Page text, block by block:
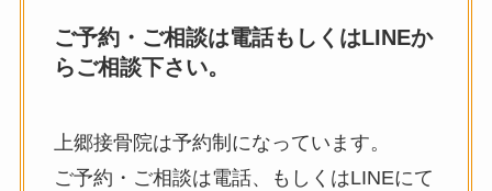
ご予約・ご相談は電話もしくはLINEか
らご相談下さい。
上郷接骨院は予約制になっています。
ご予約・ご相談は電話、もしくはLINEにて